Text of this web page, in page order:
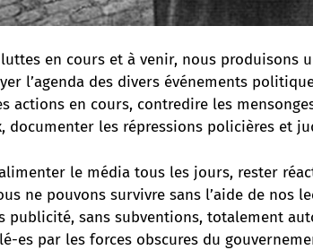
en cours et à venir, nous produisons
l’agenda des divers événements
actions en cours, contredire les
documenter les répressions policières et
le média tous les jours, rester
ne pouvons survivre sans l’aide de nos
publicité, sans subventions, totalement
es par les forces obscures du